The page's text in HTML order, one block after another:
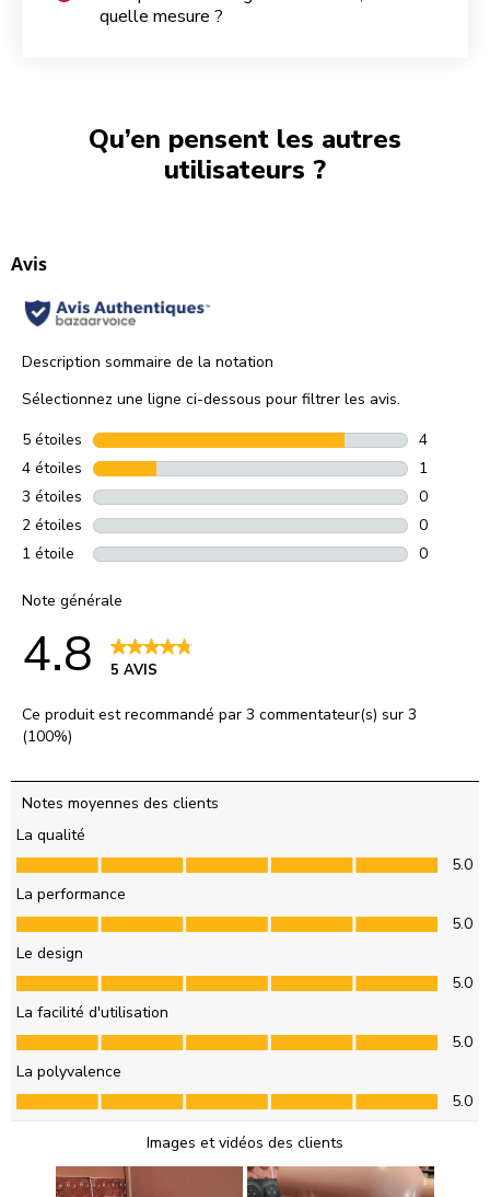
quelle mesure ?
Qu’en pensent les autres
utilisateurs ?